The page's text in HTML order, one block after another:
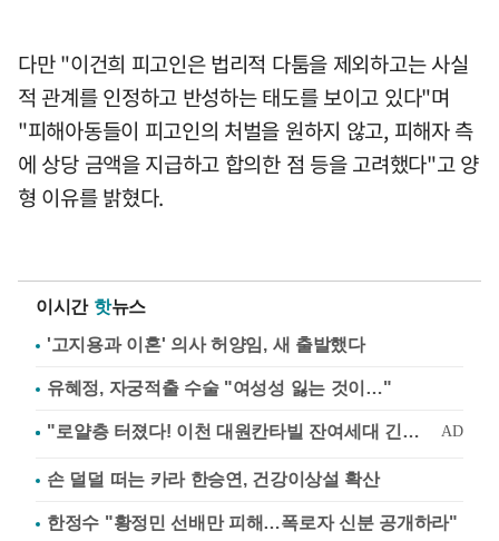
다만 "이건희 피고인은 법리적 다툼을 제외하고는 사실
적 관계를 인정하고 반성하는 태도를 보이고 있다"며
"피해아동들이 피고인의 처벌을 원하지 않고, 피해자 측
에 상당 금액을 지급하고 합의한 점 등을 고려했다"고 양
형 이유를 밝혔다.
이시간 핫뉴스
'고지용과 이혼' 의사 허양임, 새 출발했다
유혜정, 자궁적출 수술 "여성성 잃는 것이…"
손 덜덜 떠는 카라 한승연, 건강이상설 확산
한정수 "황정민 선배만 피해…폭로자 신분 공개하라"